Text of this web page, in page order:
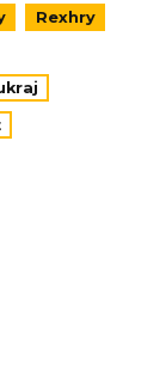
Rexhry